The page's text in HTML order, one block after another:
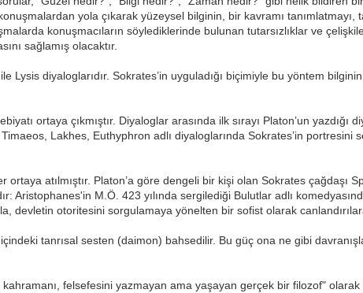
yola çıkarak yüzeysel bilginin, bir kavramı
konuşmacıların söylediklerinde bulunan tutarsızlıklar ve
sağlamış olacaktır.
Lysis diyaloglarıdır. Sokrates’in uyguladığı biçimiyle bu yöntem
ortaya çıkmıştır. Diyaloglar arasında ilk sırayı Platon’un yazdığı
Lakhes, Euthyphron adlı diyaloglarında Sokrates’in portresini
ortaya atılmıştır. Platon’a göre dengeli bir kişi olan Sokrates çağdaşı
Aristophanes'in M.Ö. 423 yılında sergilediği Bulutlar adlı
devletin otoritesini sorgulamaya yönelten bir sofist olarak
tanrısal sesten (daimon) bahsedilir. Bu güç ona ne gibi
kahramanı, felsefesini yazmayan ama yaşayan gerçek bir filozof"